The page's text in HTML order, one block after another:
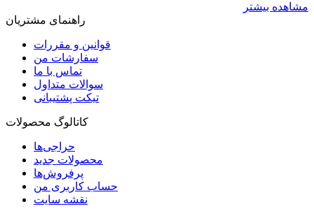
مشاهده بیشتر
راهنمای مشتریان
قوانین و مقررات
سفارشات من
تماس با ما
سوالات متداول
تیکت پشتیبانی
کاتالوگ محصولات
حراجی‌ها
محصولات جدید
پرفروش‌ها
حساب کاربری من
نقشه سایت